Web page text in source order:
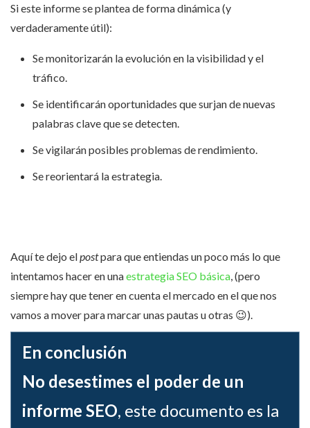
Si este informe se plantea de forma dinámica (y
verdaderamente útil):
Se monitorizarán la evolución en la visibilidad y el
tráfico.
Se identificarán oportunidades que surjan de nuevas
palabras clave que se detecten.
Se vigilarán posibles problemas de rendimiento.
Se reorientará la estrategia.
Aquí te dejo elpostpara que entiendas un poco más lo que
intentamos hacer en unaestrategia SEO básica , (pero
siempre hay que tener en cuenta el mercado en el que nos
vamos a mover para marcar unas pautas u otras 😉).
En conclusión
No desestimes el poder de un
informe SEO, este documento es la